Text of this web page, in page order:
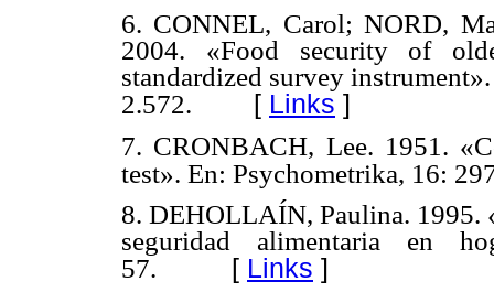
6. CONNEL, Carol; NORD,
2004. «Food security of
standardized survey
2.572. [ Links ]
7. CRONBACH, Lee. 1951.
test». En: Psychometrika, 16:
8. DEHOLLAÍN, Paulina. 1995.
seguridad alimentaria en
57.
[ Links ]